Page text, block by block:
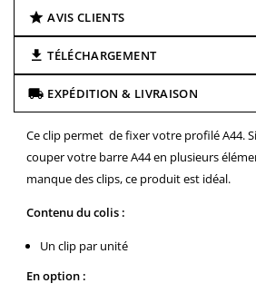
AVIS CLIENTS
TÉLÉCHARGEMENT
EXPÉDITION & LIVRAISON
Ce clip permet de fixer votre profilé A44.
couper votre barre A44 en plusieurs
manque des clips, ce produit est idéal.
Contenu du colis :
Un clip par unité
En option :